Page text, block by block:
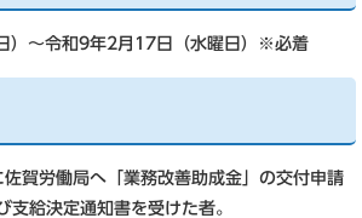
）～令和9年2月17日（水曜日）※必着
賀労働局へ「業務改善助成金」の交付申請
支給決定通知書を受けた者。